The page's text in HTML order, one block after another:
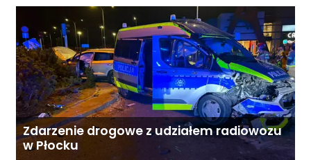
Zdarzenie drogowe z udziałem radiowozu
w Płocku